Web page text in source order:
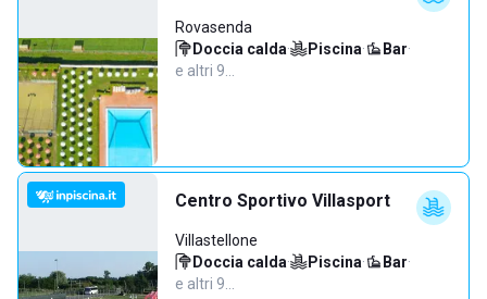
Rovasenda
Doccia calda· Piscina· Bar·
e altri 9…
Centro Sportivo Villasport
Villastellone
Doccia calda· Piscina· Bar·
e altri 9…